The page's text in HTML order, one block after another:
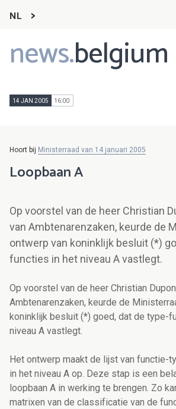
NL
news.belgium
Main
navigation
14 JAN 2005 16:00
Hoort bij Ministerraad van 14 januari 2005
Loopbaan A
Op voorstel van de heer Christian
van Ambtenarenzaken, keurde de
ontwerp van koninklijk besluit (*)
functies in het niveau A vastlegt.
Op voorstel van de heer Christian
Ambtenarenzaken, keurde de
koninklijk besluit (*) goed, dat de type-
niveau A vastlegt.
Het ontwerp maakt de lijst van functie-
in het niveau A op. Deze stap is een
loopbaan A in werking te brengen. Zo
matrixen van de classificatie van de